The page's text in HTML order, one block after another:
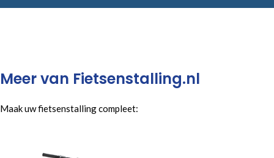
Meer van Fietsenstalling.nl
Maak uw fietsenstalling compleet: